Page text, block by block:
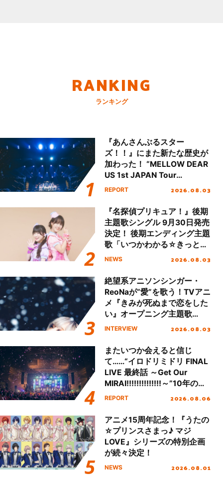
RANKING
ランキング
『あんさんぶるスター
ズ！！』にまた新たな歴史が
加わった！ “MELLOW DEAR
US 1st JAPAN Tour
Final「NICE to meet YOU
ート!!
REPORT 2026.08.03
『名探偵プリキュア！』後期
主題歌シングル 9月30日発売
決定！ 後期エンディング主題
歌「いつかわかる☆きっとあ
える」TVサイズ先行配信開
NEWS 2026.08.03
絶望系アニソンシンガー・
ReoNaが“愛”を歌う！TVアニ
メ『きみが死ぬまで恋をした
い』オープニング主題歌
「Amore」インタビュー
INTERVIEW 2026.08.03
またいつか会えると信じ
て……“イロドリミドリ FINAL
LIVE 最終話 ～Get Our
MIRAI!!!!!!!!!!!!!!～”10年の活
動を経てファイナルを迎える
REPORT 2026.08.06
アニメ15周年記念！『うたの
☆プリンスさまっ♪ マジ
LOVE』シリーズの特別企画
が続々決定！
NEWS 2026.08.01